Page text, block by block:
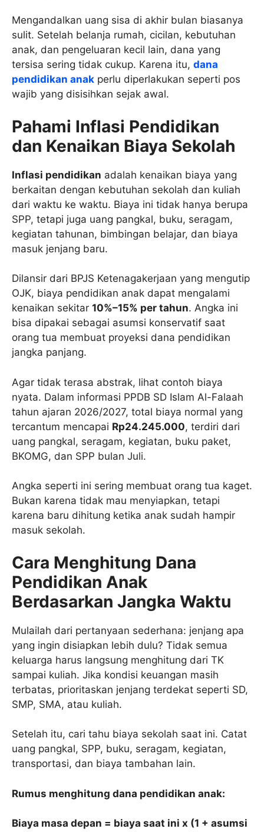
Mengandalkan uang sisa di akhir bulan biasanya
sulit. Setelah belanja rumah, cicilan, kebutuhan
anak, dan pengeluaran kecil lain, dana yang
tersisa sering tidak cukup. Karena itu, dana
pendidikan anak perlu diperlakukan seperti pos
wajib yang disisihkan sejak awal.
Pahami Inflasi Pendidikan
dan Kenaikan Biaya Sekolah
Inflasi pendidikan adalah kenaikan biaya yang
berkaitan dengan kebutuhan sekolah dan kuliah
dari waktu ke waktu. Biaya ini tidak hanya berupa
SPP, tetapi juga uang pangkal, buku, seragam,
kegiatan tahunan, bimbingan belajar, dan biaya
masuk jenjang baru.
Dilansir dari BPJS Ketenagakerjaan yang mengutip
OJK, biaya pendidikan anak dapat mengalami
kenaikan sekitar 10%–15% per tahun. Angka ini
bisa dipakai sebagai asumsi konservatif saat
orang tua membuat proyeksi dana pendidikan
jangka panjang.
Agar tidak terasa abstrak, lihat contoh biaya
nyata. Dalam informasi PPDB SD Islam Al-Falaah
tahun ajaran 2026/2027, total biaya normal yang
tercantum mencapai Rp24.245.000, terdiri dari
uang pangkal, seragam, kegiatan, buku paket,
BKOMG, dan SPP bulan Juli.
Angka seperti ini sering membuat orang tua kaget.
Bukan karena tidak mau menyiapkan, tetapi
karena baru dihitung ketika anak sudah hampir
masuk sekolah.
Cara Menghitung Dana
Pendidikan Anak
Berdasarkan Jangka Waktu
Mulailah dari pertanyaan sederhana: jenjang apa
yang ingin disiapkan lebih dulu? Tidak semua
keluarga harus langsung menghitung dari TK
sampai kuliah. Jika kondisi keuangan masih
terbatas, prioritaskan jenjang terdekat seperti SD,
SMP, SMA, atau kuliah.
Setelah itu, cari tahu biaya sekolah saat ini. Catat
uang pangkal, SPP, buku, seragam, kegiatan,
transportasi, dan biaya tambahan lain.
Rumus menghitung dana pendidikan anak:
Biaya masa depan = biaya saat ini x (1 + asumsi